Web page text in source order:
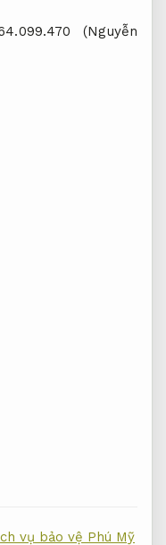
(Nguyễn
vụ bảo vệ Phú Mỹ